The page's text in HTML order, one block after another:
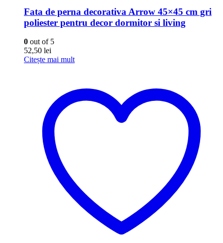
Fata de perna decorativa Arrow 45×45 cm gri
poliester pentru decor dormitor si living
0 out of 5
52,50 lei
Citește mai mult